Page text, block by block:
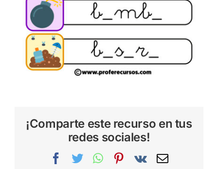
¡Comparte este recurso en tus
redes sociales!
Facebook
TwitterWhatsAppPinterest
Vk
Correo